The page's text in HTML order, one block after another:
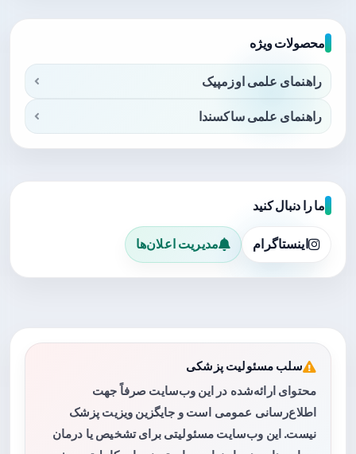
محصولات ویژه
راهنمای علمی اوزمپیک
راهنمای علمی ساکسندا
ما را دنبال کنید
اینستاگرام مدیریت اعلان‌ها
سلب مسئولیت پزشکی
محتوای ارائه‌شده در این وب‌سایت صرفاً جهت
اطلاع‌رسانی عمومی است و جایگزین ویزیت پزشک
نیست. این وب‌سایت مسئولیتی برای تشخیص یا درمان